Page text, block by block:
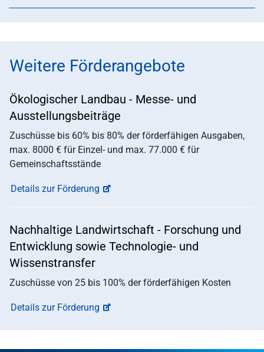
Weitere Förderangebote
Ökologischer Landbau - Messe- und
Ausstellungsbeiträge
Zuschüsse bis 60% bis 80% der förderfähigen Ausgaben,
max. 8000 € für Einzel- und max. 77.000 € für
Gemeinschaftsstände
Details zur Förderung
Nachhaltige Landwirtschaft - Forschung und
Entwicklung sowie Technologie- und
Wissenstransfer
Zuschüsse von 25 bis 100% der förderfähigen Kosten
Details zur Förderung